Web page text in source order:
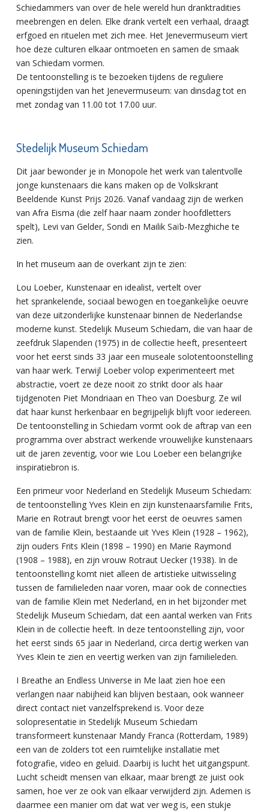
Schiedammers van over de hele wereld hun dranktradities
meebrengen en delen. Elke drank vertelt een verhaal, draagt
erfgoed en rituelen met zich mee. Het Jenevermuseum viert
hoe deze culturen elkaar ontmoeten en samen de smaak
van Schiedam vormen.
De tentoonstelling is te bezoeken tijdens de reguliere
openingstijden van het Jenevermuseum: van dinsdag tot en
met zondag van 11.00 tot 17.00 uur.
Stedelijk Museum Schiedam
Dit jaar bewonder je in Monopole het werk van talentvolle
jonge kunstenaars die kans maken op de Volkskrant
Beeldende Kunst Prijs 2026. Vanaf vandaag zijn de werken
van Afra Eisma (die zelf haar naam zonder hoofdletters
spelt), Levi van Gelder, Sondi en Mailik Saïb-Mezghiche te
zien.
In het museum aan de overkant zijn te zien:
Lou Loeber, Kunstenaar en idealist, vertelt over
het sprankelende, sociaal bewogen en toegankelijke oeuvre
van deze uitzonderlijke kunstenaar binnen de Nederlandse
moderne kunst. Stedelijk Museum Schiedam, die van haar de
zeefdruk Slapenden (1975) in de collectie heeft, presenteert
voor het eerst sinds 33 jaar een museale solotentoonstelling
van haar werk. Terwijl Loeber volop experimenteert met
abstractie, voert ze deze nooit zo strikt door als haar
tijdgenoten Piet Mondriaan en Theo van Doesburg. Ze wil
dat haar kunst herkenbaar en begrijpelijk blijft voor iedereen.
De tentoonstelling in Schiedam vormt ook de aftrap van een
programma over abstract werkende vrouwelijke kunstenaars
uit de jaren zeventig, voor wie Lou Loeber een belangrijke
inspiratiebron is.
Een primeur voor Nederland en Stedelijk Museum Schiedam:
de tentoonstelling Yves Klein en zijn kunstenaarsfamilie Frits,
Marie en Rotraut brengt voor het eerst de oeuvres samen
van de familie Klein, bestaande uit Yves Klein (1928 – 1962),
zijn ouders Frits Klein (1898 – 1990) en Marie Raymond
(1908 – 1988), en zijn vrouw Rotraut Uecker (1938). In de
tentoonstelling komt niet alleen de artistieke uitwisseling
tussen de familieleden naar voren, maar ook de connecties
van de familie Klein met Nederland, en in het bijzonder met
Stedelijk Museum Schiedam, dat een aantal werken van Frits
Klein in de collectie heeft. In deze tentoonstelling zijn, voor
het eerst sinds 65 jaar in Nederland, circa dertig werken van
Yves Klein te zien en veertig werken van zijn familieleden.
I Breathe an Endless Universe in Me laat zien hoe een
verlangen naar nabijheid kan blijven bestaan, ook wanneer
direct contact niet vanzelfsprekend is. Voor deze
solopresentatie in Stedelijk Museum Schiedam
transformeert kunstenaar Mandy Franca (Rotterdam, 1989)
een van de zolders tot een ruimtelijke installatie met
fotografie, video en geluid. Daarbij is lucht het uitgangspunt.
Lucht scheidt mensen van elkaar, maar brengt ze juist ook
samen, hoe ver ze ook van elkaar verwijderd zijn. Ademen is
daarmee een manier om dat wat ver weg is, een stukje